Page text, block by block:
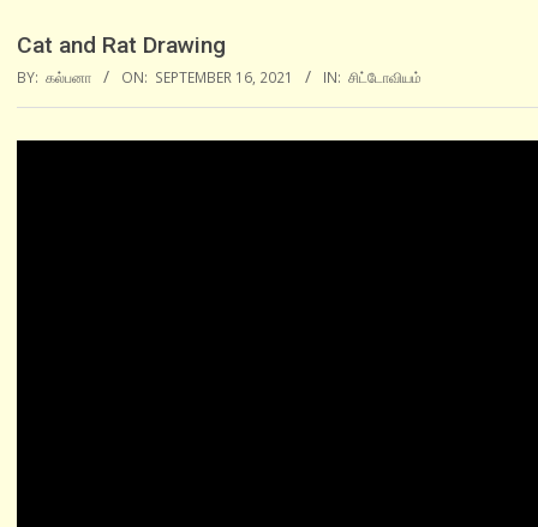
Cat and Rat Drawing
BY: கல்பனா ON: SEPTEMBER 16, 2021 IN: சிட்டோவியம்